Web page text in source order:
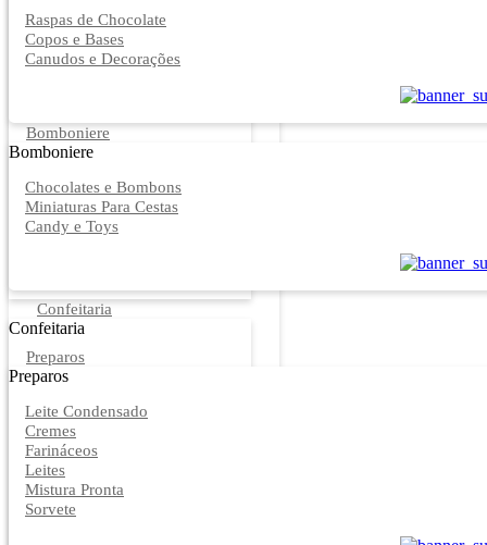
Raspas de Chocolate
Copos e Bases
Canudos e Decorações
Bomboniere
Bomboniere
Chocolates e Bombons
Miniaturas Para Cestas
Candy e Toys
Confeitaria
Confeitaria
Preparos
Preparos
Leite Condensado
Cremes
Farináceos
Leites
Mistura Pronta
Sorvete